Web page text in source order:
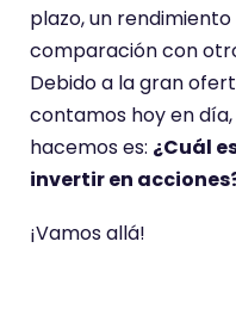
plazo, un
comparación con
Debido a la gran
contamos hoy en
hacemos es: ¿Cuál
invertir en
¡Vamos allá!